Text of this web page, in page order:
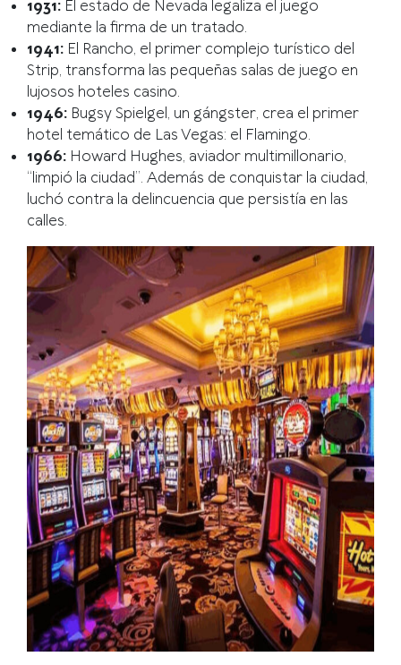
1931: El estado de Nevada legaliza el juego
mediante la firma de un tratado.
1941: El Rancho, el primer complejo turístico del
Strip, transforma las pequeñas salas de juego en
lujosos hoteles casino.
1946: Bugsy Spielgel, un gángster, crea el primer
hotel temático de Las Vegas: el Flamingo.
1966: Howard Hughes, aviador multimillonario,
“limpió la ciudad”. Además de conquistar la ciudad,
luchó contra la delincuencia que persistía en las
calles.